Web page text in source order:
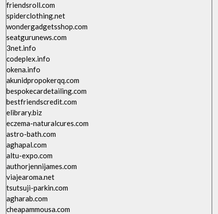
friendsroll.com
spiderclothing.net
wondergadgetsshop.com
seatgurunews.com
3net.info
codeplex.info
okena.info
akunidpropokerqq.com
bespokecardetailing.com
bestfriendscredit.com
elibrary.biz
eczema-naturalcures.com
astro-bath.com
aghapal.com
altu-expo.com
authorjennijames.com
viajearoma.net
tsutsuji-parkin.com
agharab.com
cheapammousa.com